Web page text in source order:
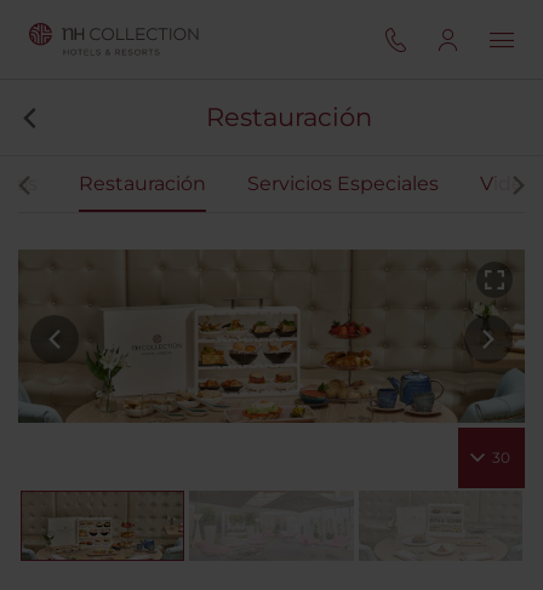
Restauración
Restauración Servicios Especiales Video
30